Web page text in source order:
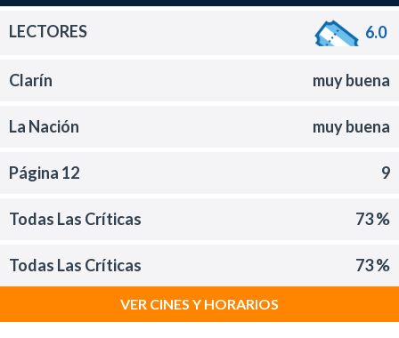
LECTORES 6.0
Clarín muy buena
La Nación muy buena
Página 12 9
Todas Las Críticas 73 %
Todas Las Críticas 73 %
VER CINES Y HORARIOS